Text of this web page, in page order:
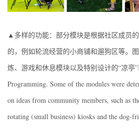
▲多样的功能：部分模块是根据社区成员
的，例如轮流经营的小商铺和遛狗区等。
炼、游戏和休息模块以及特别设计的“凉亭
Programming. Some of the modules were
on ideas from community members, such as
rotating (small business) kiosks and the dog-